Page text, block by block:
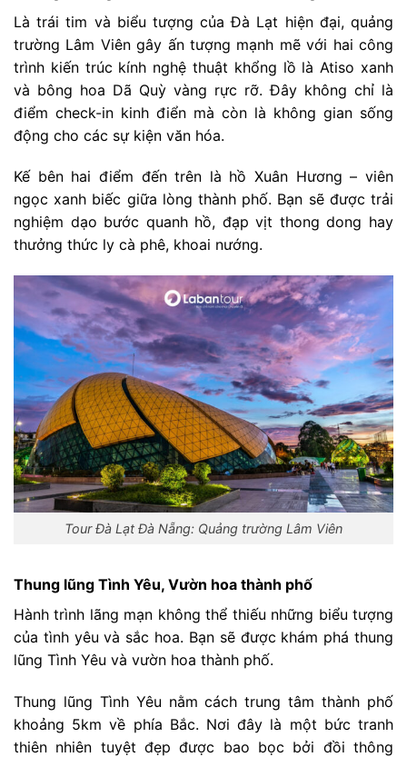
Là trái tim và biểu tượng của Đà Lạt hiện đại, quảng
trường Lâm Viên gây ấn tượng mạnh mẽ với hai công
trình kiến trúc kính nghệ thuật khổng lồ là Atiso xanh
và bông hoa Dã Quỳ vàng rực rỡ. Đây không chỉ là
điểm check-in kinh điển mà còn là không gian sống
động cho các sự kiện văn hóa.
Kế bên hai điểm đến trên là hồ Xuân Hương – viên
ngọc xanh biếc giữa lòng thành phố. Bạn sẽ được trải
nghiệm dạo bước quanh hồ, đạp vịt thong dong hay
thưởng thức ly cà phê, khoai nướng.
Tour Đà Lạt Đà Nẵng: Quảng trường Lâm Viên
Thung lũng Tình Yêu, Vườn hoa thành phố
Hành trình lãng mạn không thể thiếu những biểu tượng
của tình yêu và sắc hoa. Bạn sẽ được khám phá thung
lũng Tình Yêu và vườn hoa thành phố.
Thung lũng Tình Yêu nằm cách trung tâm thành phố
khoảng 5km về phía Bắc. Nơi đây là một bức tranh
thiên nhiên tuyệt đẹp được bao bọc bởi đồi thông